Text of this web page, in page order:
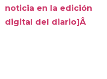
noticia en la edición
digital del diario]Â